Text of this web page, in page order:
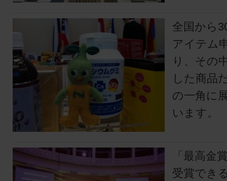
全国から
アイテム
り、その
した商品
の一角に
います。
「最高金
受賞でき